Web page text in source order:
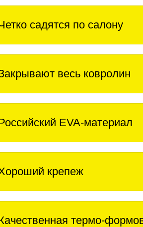
садятся по салону
весь ковролин
EVA-материал
крепеж
термо-